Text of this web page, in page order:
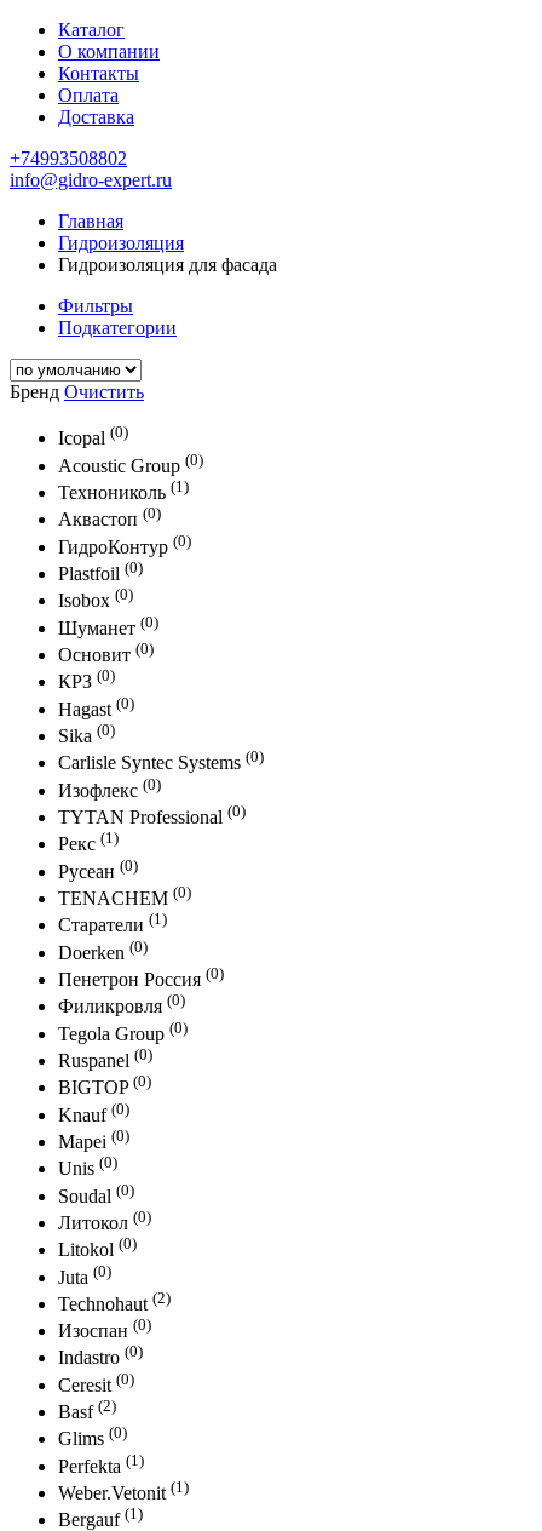
Каталог
О компании
Контакты
Оплата
Доставка
+74993508802
info@gidro-expert.ru
Главная
Гидроизоляция
Гидроизоляция для фасада
Фильтры
Подкатегории
Бренд Очистить
Icopal (0)
Acoustic Group (0)
Технониколь (1)
Аквастоп (0)
ГидроКонтур (0)
Plastfoil (0)
Isobox (0)
Шуманет (0)
Основит (0)
КРЗ (0)
Hagast (0)
Sika (0)
Carlisle Syntec Systems (0)
Изофлекс (0)
TYTAN Professional (0)
Рекс (1)
Русеан (0)
TENACHEM (0)
Старатели (1)
Doerken (0)
Пенетрон Россия (0)
Филикровля (0)
Tegola Group (0)
Ruspanel (0)
BIGTOP (0)
Knauf (0)
Mapei (0)
Unis (0)
Soudal (0)
Литокол (0)
Litokol (0)
Juta (0)
Technohaut (2)
Изоспан (0)
Indastro (0)
Ceresit (0)
Basf (2)
Glims (0)
Perfekta (1)
Weber.Vetonit (1)
Bergauf (1)